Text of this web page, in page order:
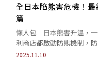
全日本陷熊害危機！
篇
懶人包｜日本熊害升溫，
利商店都啟動防熊機制，
2025.11.10